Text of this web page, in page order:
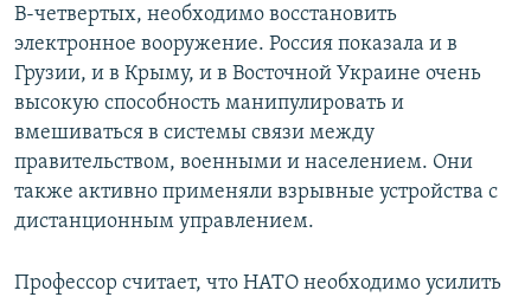
В-четвертых, необходимо восстановить
электронное вооружение. Россия показала и в
Грузии, и в Крыму, и в Восточной Украине очень
высокую способность манипулировать и
вмешиваться в системы связи между
правительством, военными и населением. Они
также активно применяли взрывные устройства с
дистанционным управлением.
Профессор считает, что НАТО необходимо усилить